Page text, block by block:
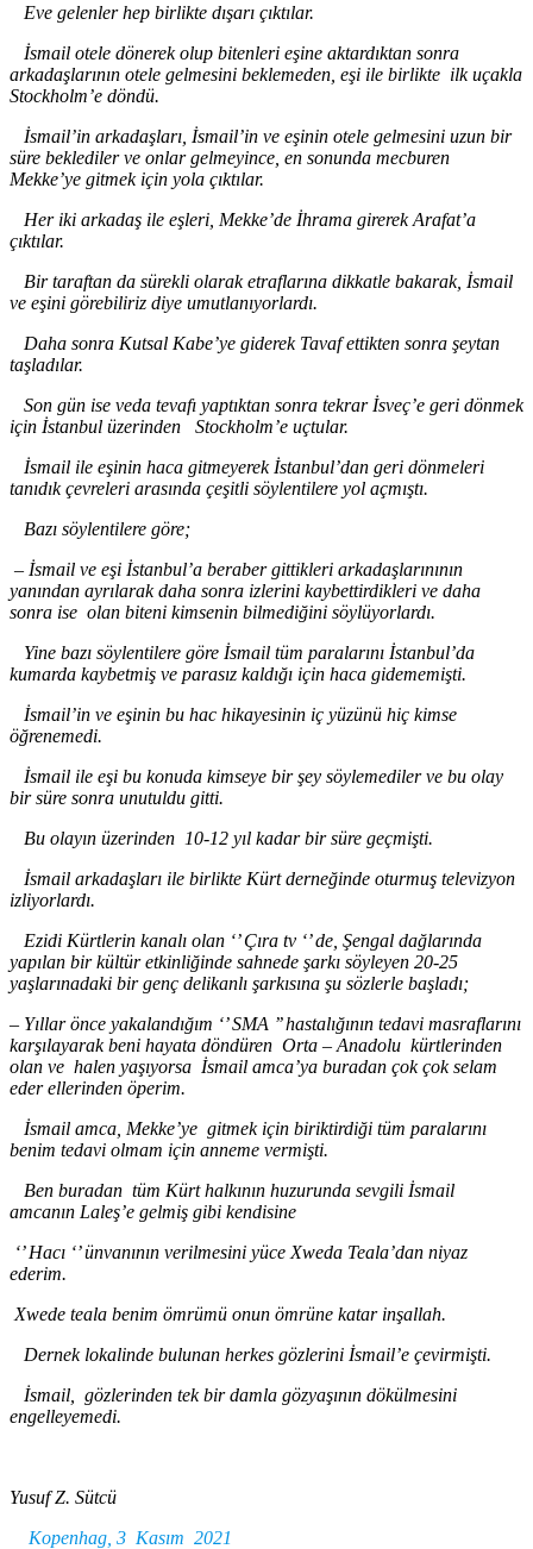
Eve gelenler hep birlikte dışarı çıktılar.
İsmail otele dönerek olup bitenleri eşine aktardıktan sonra
arkadaşlarının otele gelmesini beklemeden, eşi ile birlikte ilk uçakla
Stockholm’e döndü.
İsmail’in arkadaşları, İsmail’in ve eşinin otele gelmesini uzun bir
süre beklediler ve onlar gelmeyince, en sonunda mecburen
Mekke’ye gitmek için yola çıktılar.
Her iki arkadaş ile eşleri, Mekke’de İhrama girerek Arafat’a
çıktılar.
Bir taraftan da sürekli olarak etraflarına dikkatle bakarak, İsmail
ve eşini görebiliriz diye umutlanıyorlardı.
Daha sonra Kutsal Kabe’ye giderek Tavaf ettikten sonra şeytan
taşladılar.
Son gün ise veda tevafı yaptıktan sonra tekrar İsveç’e geri dönmek
için İstanbul üzerinden Stockholm’e uçtular.
İsmail ile eşinin haca gitmeyerek İstanbul’dan geri dönmeleri
tanıdık çevreleri arasında çeşitli söylentilere yol açmıştı.
Bazı söylentilere göre;
– İsmail ve eşi İstanbul’a beraber gittikleri arkadaşlarınının
yanından ayrılarak daha sonra izlerini kaybettirdikleri ve daha
sonra ise olan biteni kimsenin bilmediğini söylüyorlardı.
Yine bazı söylentilere göre İsmail tüm paralarını İstanbul’da
kumarda kaybetmiş ve parasız kaldığı için haca gidememişti.
İsmail’in ve eşinin bu hac hikayesinin iç yüzünü hiç kimse
öğrenemedi.
İsmail ile eşi bu konuda kimseye bir şey söylemediler ve bu olay
bir süre sonra unutuldu gitti.
Bu olayın üzerinden 10-12 yıl kadarbir süre geçmişti.
İsmail arkadaşları ile birlikte Kürt derneğinde oturmuş televizyon
izliyorlardı.
Ezidi Kürtlerin kanalı olan ‘’ Çıra tv ‘’ de, Şengal dağlarında
yapılan bir kültür etkinliğinde sahnede şarkı söyleyen 20-25
yaşlarınadaki bir genç delikanlı şarkısına şu sözlerle başladı;
– Yıllar önce yakalandığım ‘’ SMA ’’hastalığının tedavi masraflarını
karşılayarak beni hayata döndüren Orta – Anadolu kürtlerinden
olan ve halen yaşıyorsa İsmail amca’ya buradan çok çok selam
eder ellerinden öperim.
İsmail amca, Mekke’ye gitmek için biriktirdiği tüm paralarını
benim tedavi olmam için anneme vermişti.
Ben buradan tüm Kürt halkının huzurunda sevgili İsmail
amcanın Laleş’e gelmiş gibi kendisine
‘’ Hacı ‘’ ünvanının verilmesini yüce Xweda Teala’dan niyaz
ederim.
Xwede teala benim ömrümü onun ömrüne katar inşallah.
Dernek lokalinde bulunan herkes gözlerini İsmail’e çevirmişti.
İsmail
gözlerinden tek bir damla gözyaşının dökülmesini
engelleyemedi.
Yusuf Z. Sütcü
Kopenhag, 3 Kasım 2021